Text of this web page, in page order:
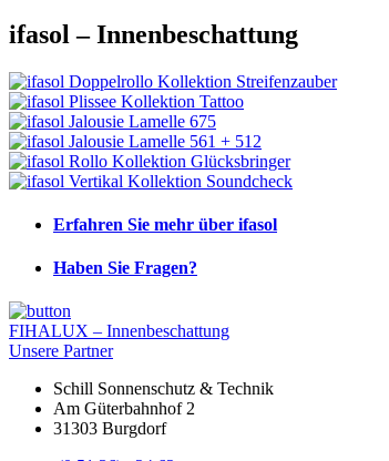
ifasol – Innenbeschattung
Erfahren Sie mehr über ifasol
Haben Sie Fragen?
Beitragsnavigation
FIHALUX – Innenbeschattung
Unsere Partner
Schill Sonnenschutz & Technik
Am Güterbahnhof 2
31303 Burgdorf